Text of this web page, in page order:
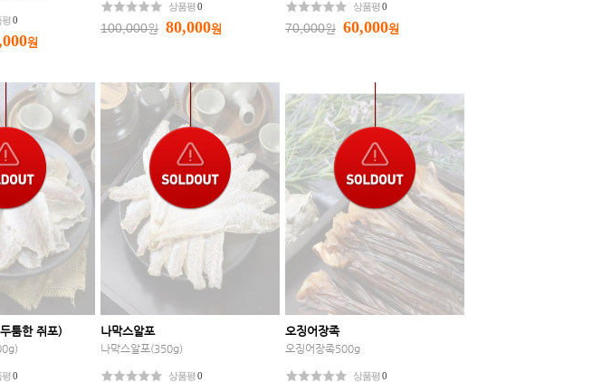
평0
원
상품평0
100,000원 80,000원
상품평0
70,000원 60,000원
툼한 쥐포)
평0
나막스알포
나막스알포(350g)
상품평0
오징어장족
오징어장족500g
상품평0